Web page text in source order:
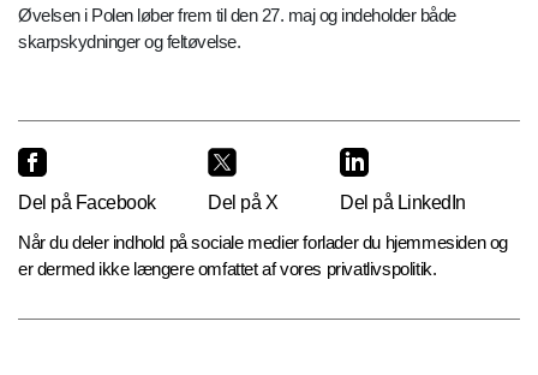
Øvelsen i Polen løber frem til den 27. maj og indeholder både
skarpskydninger og feltøvelse.
Del på Facebook Del på X
Del på LinkedIn
Når du deler indhold på sociale medier forlader du hjemmesiden og
er dermed ikke længere omfattet af vores privatlivspolitik.